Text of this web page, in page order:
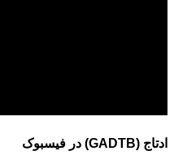
ادتاج (GADTB) در فیسبوک